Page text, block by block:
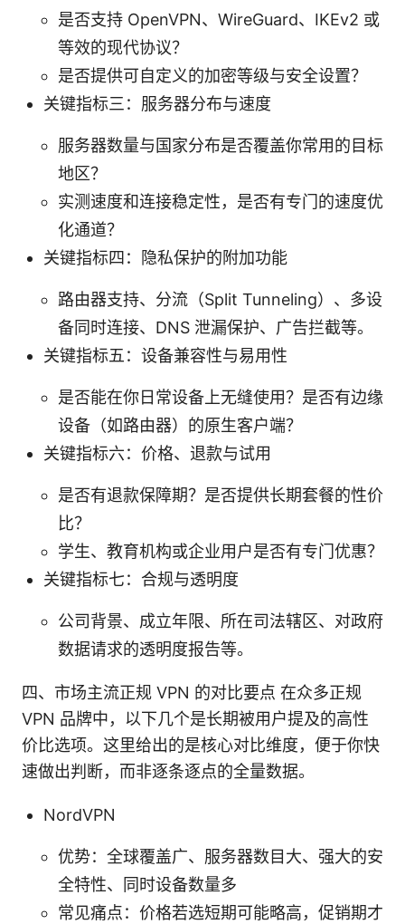
是否支持 OpenVPN、WireGuard、IKEv2 或
等效的现代协议？
是否提供可自定义的加密等级与安全设置？
关键指标三：服务器分布与速度
服务器数量与国家分布是否覆盖你常用的目标
地区？
实测速度和连接稳定性，是否有专门的速度优
化通道？
关键指标四：隐私保护的附加功能
路由器支持、分流（Split Tunneling）、多设
备同时连接、DNS 泄漏保护、广告拦截等。
关键指标五：设备兼容性与易用性
是否能在你日常设备上无缝使用？是否有边缘
设备（如路由器）的原生客户端？
关键指标六：价格、退款与试用
是否有退款保障期？是否提供长期套餐的性价
比？
学生、教育机构或企业用户是否有专门优惠？
关键指标七：合规与透明度
公司背景、成立年限、所在司法辖区、对政府
数据请求的透明度报告等。
四、市场主流正规 VPN 的对比要点 在众多正规
VPN 品牌中，以下几个是长期被用户提及的高性
价比选项。这里给出的是核心对比维度，便于你快
速做出判断，而非逐条逐点的全量数据。
NordVPN
优势：全球覆盖广、服务器数目大、强大的安
全特性、同时设备数量多
常见痛点：价格若选短期可能略高，促销期才